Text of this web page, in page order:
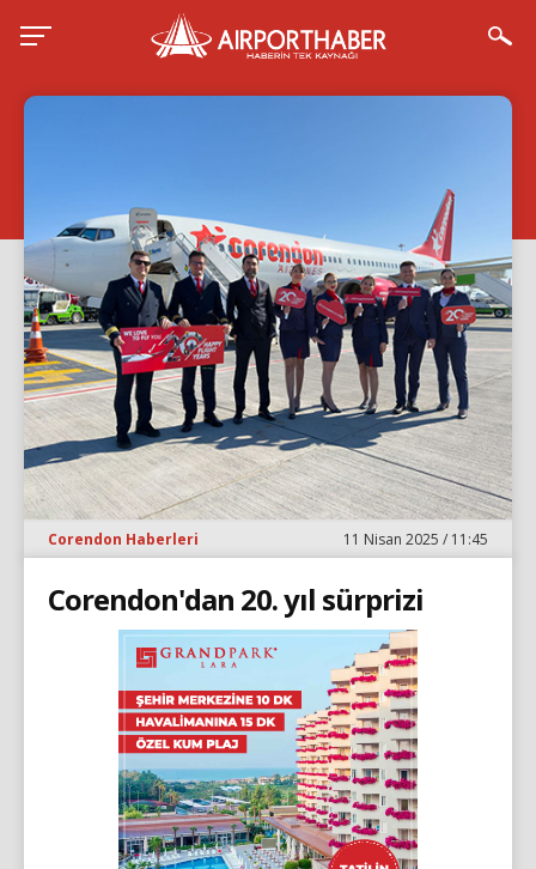
Corendon Haberleri 11 Nisan 2025 / 11:45
Corendon'dan 20. yıl sürprizi